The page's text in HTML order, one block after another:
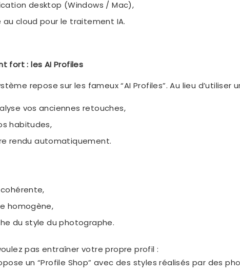
desktop (Windows / Mac),
cloud pour le traitement IA.
fort : les AI Profiles
repose sur les fameux “AI Profiles”. Au lieu d’utiliser
vos anciennes retouches,
habitudes,
rendu automatiquement.
homogène,
du style du photographe.
pas entraîner votre propre profil :
un “Profile Shop” avec des styles réalisés par des